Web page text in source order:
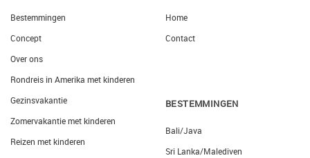
Bestemmingen
Concept
Over ons
Rondreis in Amerika met kinderen
Gezinsvakantie
Zomervakantie met kinderen
Reizen met kinderen
Home
Contact
BESTEMMINGEN
Bali/Java
Sri Lanka/Malediven